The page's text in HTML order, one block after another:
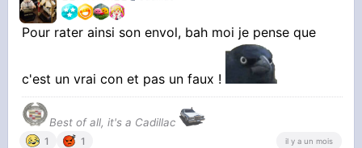
Pour rater ainsi son envol, bah moi je pense que
c'est un vrai con et pas un faux !
Best of all, it's a Cadillac
1 1 il y a un mois